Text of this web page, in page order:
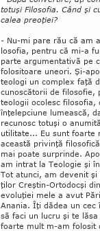
totuşi Filosofia. Când şi
calea preo­­ţiei?
- Nu-mi pare rău că am
lo­so­fia, pentru că mi-a
parte argu­mentativă pe
folositoare uneori. Şi-
teologi un complex faţă
cunoscă­torii de filosofie,
teologii ocolesc filosofia,
înţelepciune lumească,
recunosc totuşi o
utilitate... Eu sunt foarte
această privinţă
mai poate surprinde.
am intrat la Teologie şi în
Tot atunci, am devenit
ţilor Creştin-Ortodocşi
evoluţiei mele a avut
Anania. Îţi dădea un cec
să faci un lucru şi te
foarte mult m-am folosit